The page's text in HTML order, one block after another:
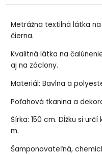
Metrážna textilná látka
čierna.
Kvalitná látka na
aj na záclony.
Materiál: Bavlna a
Poťahová tkanina a
Šírka: 150 cm. Dĺžku si
m.
Šamponovateľná,